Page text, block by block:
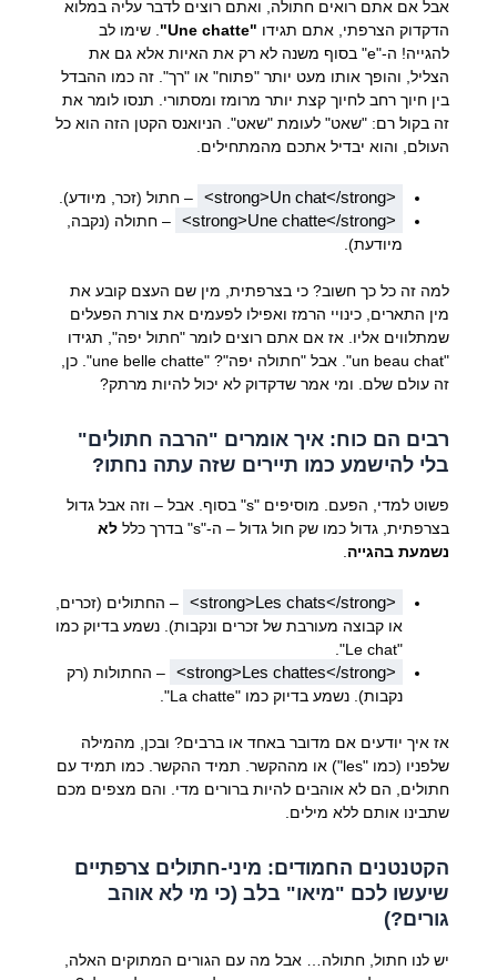
אבל אם אתם רואים חתולה, ואתם רוצים לדבר עליה במלוא
הדקדוק הצרפתי, אתם תגידו "Une chatte"
. שימו לב
להגייה! ה-"e" בסוף משנה לא רק את האיות אלא גם את
הצליל, והופך אותו מעט יותר "פתוח" או "רך". זה כמו ההבדל
בין חיוך רחב לחיוך קצת יותר מרומז ומסתורי. תנסו לומר את
זה בקול רם: "שאט" לעומת "שאט". הניואנס הקטן הזה הוא כל
העולם, והוא יבדיל אתכם מהמתחילים.
<strong>Un chat</strong> – חתול (זכר, מיודע).
<strong>Une chatte</strong>
– חתולה (נקבה,
מיודעת).
למה זה כל כך חשוב? כי בצרפתית, מין שם העצם קובע את
מין התארים, כינויי הרמז ואפילו לפעמים את צורת הפעלים
שמתלווים אליו. אז אם אתם רוצים לומר "חתול יפה", תגידו
"un beau chat". אבל "חתולה יפה"? "une belle chatte". כן,
זה עולם שלם. ומי אמר שדקדוק לא יכול להיות מרתק?
רבים הם כוח: איך אומרים "הרבה חתולים"
בלי להישמע כמו תיירים שזה עתה נחתו?
פשוט למדי, הפעם. מוסיפים "s" בסוף. אבל – וזה אבל גדול
בצרפתית, גדול כמו שק חול גדול – ה-"s" בדרך כלל
לא
נשמעת בהגייה.
<strong>Les chats</strong>
– החתולים (זכרים,
או קבוצה מעורבת של זכרים ונקבות). נשמע בדיוק כמו
"Le chat".
<strong>Les chattes</strong>
– החתולות (רק
נקבות). נשמע בדיוק כמו "La chatte".
אז איך יודעים אם מדובר באחד או ברבים? ובכן, מהמילה
שלפניו (כמו "les") או מההקשר. תמיד ההקשר. כמו תמיד עם
חתולים, הם לא אוהבים להיות ברורים מדי. והם מצפים מכם
שתבינו אותם ללא מילים.
הקטנטנים החמודים: מיני-חתולים צרפתיים
שיעשו לכם "מיאו" בלב (כי מי לא אוהב
גורים?)
יש לנו חתול, חתולה… אבל מה עם הגורים המתוקים האלה,